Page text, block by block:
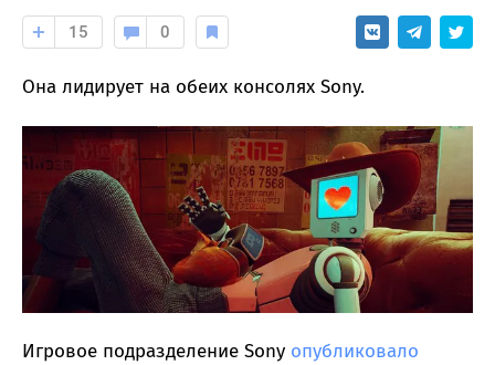
15 0
Она лидирует на обеих консолях Sony.
Игровое подразделение Sony опубликовало